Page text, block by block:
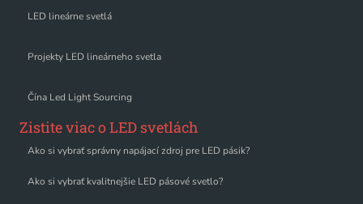
LED lineárne svetlá
Projekty LED lineárneho svetla
Čína Led Light Sourcing
Zistite viac o LED svetlách
Ako si vybrať správny napájací zdroj pre LED pásik?
Ako si vybrať kvalitnejšie LED pásové svetlo?